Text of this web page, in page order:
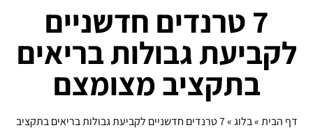
7 טרנדים חדשניים
לקביעת גבולות בריאים
בתקציב מצומצם
דף הבית»בלוג» 7 טרנדים חדשניים לקביעת גבולות בריאים בתקציב